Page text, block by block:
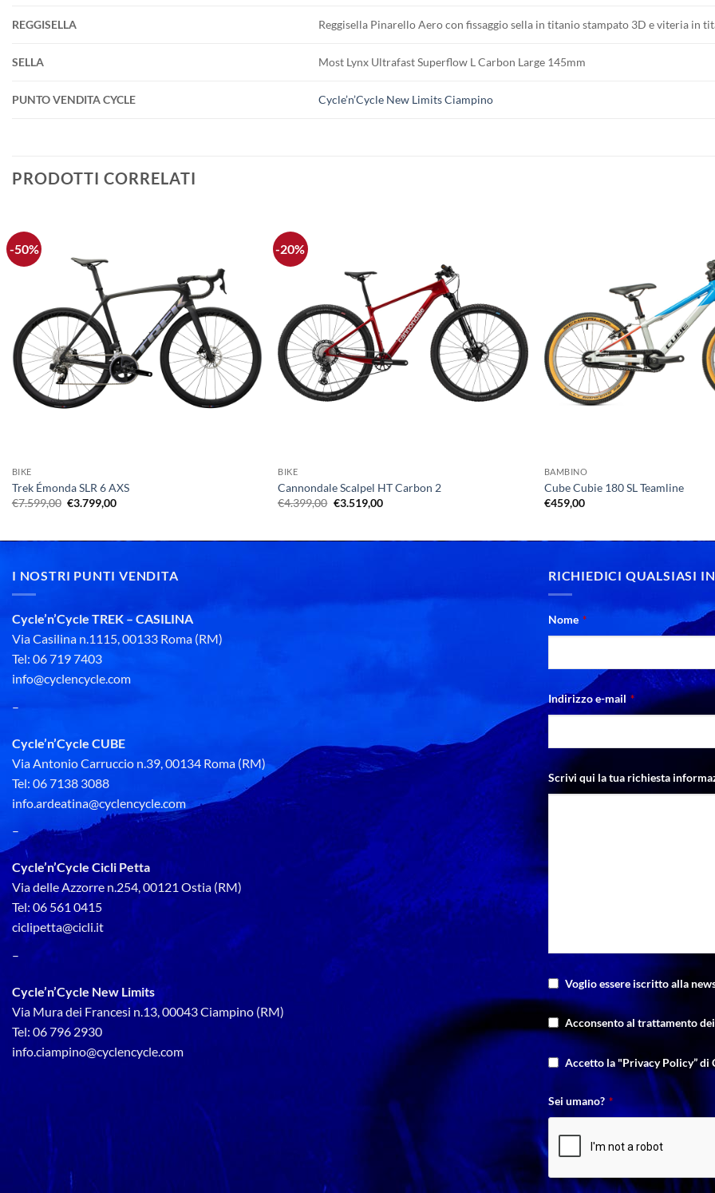
REGGISELLA Reggisella Pinarello Aero con fissaggio sella in titanio stampato 3D e viteria in
SELLA Most Lynx Ultrafast Superflow L Carbon Large 145mm
PUNTO VENDITA CYCLE Cycle’n’Cycle New Limits Ciampino
PRODOTTI CORRELATI
-50%
BIKE
Trek Émonda SLR 6 AXS
€7.599,00 Il
€3.799,00Il
-20%
BIKE
Cannondale Scalpel HT Carbon 2
€4.399,00 Il
€3.519,00Il
BAMBINO
Cube Cubie 180 SL Teamline
€459,00
I NOSTRI PUNTI VENDITA
Cycle’n’Cycle TREK – CASILINA
Via Casilina n.1115, 00133 Roma (RM)
Tel: 06 719 7403
info@cyclencycle.com
–
Cycle’n’Cycle CUBE
Via Antonio Carruccio n.39, 00134 Roma (RM)
Tel: 06 7138 3088
info.ardeatina@cyclencycle.com
–
Cycle’n’Cycle Cicli Petta
Via delle Azzorre n.254, 00121 Ostia (RM)
Tel: 06 561 0415
ciclipetta@cicli.it
–
Cycle’n’Cycle New Limits
Via Mura dei Francesi n.13, 00043 Ciampino (RM)
Tel: 06 796 2930
info.ciampino@cyclencycle.com
RICHIEDICI QUALSIASI
Nome *
Indirizzo e-mail *
Scrivi qui la tua richiesta
Voglio essere iscritto alla
Acconsento al trattamento
Contact
Accetto la "Privacy Policy” di
Sei umano? *